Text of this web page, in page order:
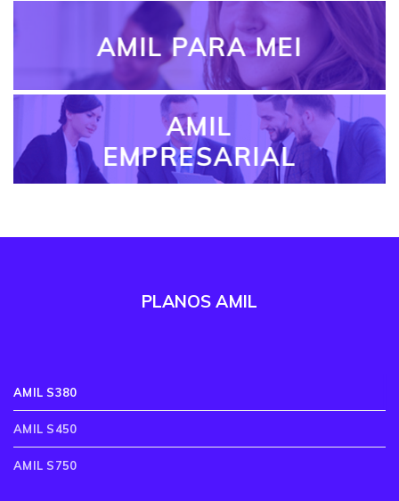
AMIL PARA MEI
AMIL
EMPRESARIAL
PLANOS AMIL
AMIL S380
AMIL S450
AMIL S750